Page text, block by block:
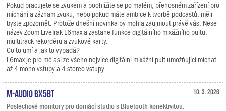
Pokud pracujete se zvukem a poohlížíte se po malém, přenosném zařízení pro
míchání a záznam zvuku, nebo pokud máte ambice k tvorbě podcastů, měli
byste zpozornět. Protože dnešní novinka by mohla zaujmout právě vás. Nese
název Zoom LiveTrak L6max a zastane funkce digitálního mixážního pultu,
multitrack rekordéru a zvukové karty.
Co to umí a jak to vypadá?
L6max je pro mě asi ze všeho nejvíce digitální mixážní pult umožňující míchat
až 4 mono vstupy a 4 stereo vstupy....
10. 3. 2026
M-Audio BX5BT
Poslechové monitory pro domácí studio s Bluetooth konektivitou.